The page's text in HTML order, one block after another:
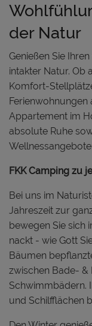
der Natur
Genießen Sie
intakter Natur. Ob
Komfort-
Ferienwohnungen
Appartement im
absolute Ruhe
FKK Camping zu
Bei uns im
Jahreszeit zur
bewegen Sie sich
nackt - wie Gott
Bäumen
zwischen Bade- &
Schwimmbädern.
und Schilfflächen